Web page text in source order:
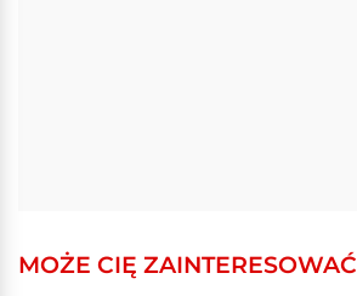
MOŻE CIĘ ZAINTERESOWAĆ